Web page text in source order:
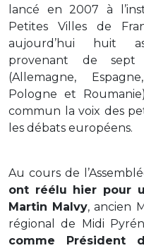
lancé en 2007 à
Petites Villes de
aujourd’hui huit
provenant de sept
(Allemagne,
Pologne et
commun la voix des
les débats européens.
Au cours de
ont réélu hier pour
Martin Malvy, ancien
régional de Midi
comme Président